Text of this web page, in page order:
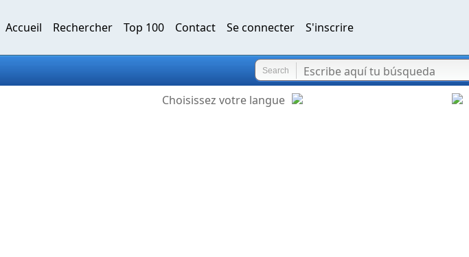
Accueil Rechercher Top 100 Contact Se connecter S'inscrire
Search
Choisissez votre langue